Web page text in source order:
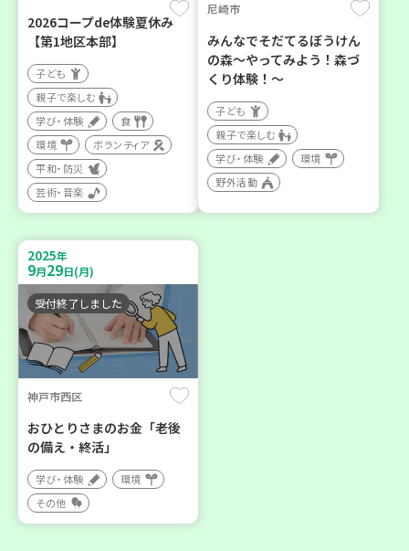
2026コープde体験夏休み
【第1地区本部】
子ども
親子で楽しむ
学び・体験
食
環境
ボランティア
平和・防災
芸術・音楽
尼崎市
みんなでそだてるぼうけん
の森～やってみよう！森づ
くり体験！～
子ども
親子で楽しむ
学び・体験
環境
野外活動
2025年
9月29日(月)
受付終了しました
神戸市西区
おひとりさまのお金「老後
の備え・終活」
学び・体験
環境
その他